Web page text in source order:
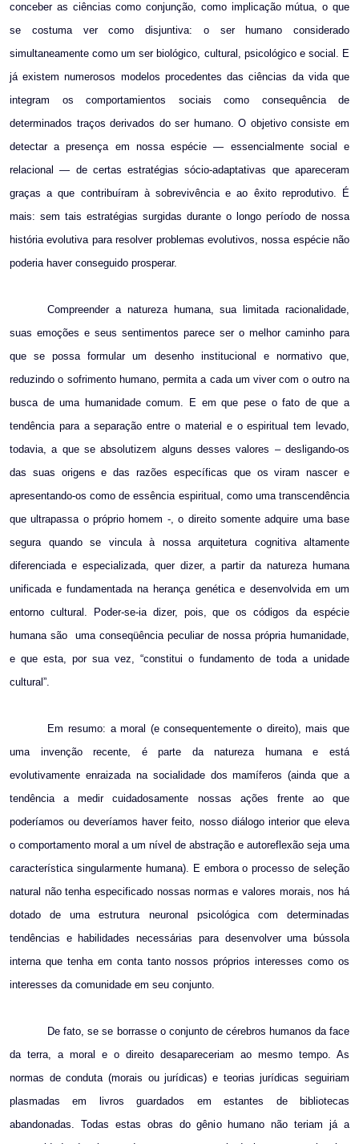
conceber as ciências como conjunção, como implicação mútua, o que
se costuma ver como disjuntiva: o ser humano considerado
simultaneamente como um ser biológico, cultural, psicológico e social. E
já existem numerosos modelos procedentes das ciências da vida que
integram os comportamientos sociais como consequência de
determinados traços derivados do ser humano. O objetivo consiste em
detectar a presença em nossa espécie — essencialmente social e
relacional — de certas estratégias sócio-adaptativas que apareceram
graças a que contribuíram à sobrevivência e ao êxito reprodutivo. É
mais: sem tais estratégias surgidas durante o longo período de nossa
história evolutiva para resolver problemas evolutivos, nossa espécie não
poderia haverconseguido prosperar.
Compreender a natureza humana, sua limitada racionalidade,
suas emoções e seus sentimentos parece ser o melhor caminho para
que se possa formular um desenho institucional e normativo que,
reduzindo o sofrimento humano, permita a cada um viver com o outro na
busca de uma humanidade comum. E em que pese o fato de que a
tendência para a separação entre o material e o espiritual tem levado,
todavia, a que se absolutizem alguns desses valores – desligando-os
das suas origens e das razões específicas que os viram nascer e
apresentando-os como de essência espiritual, como uma transcendência
que ultrapassa o próprio homem -, o direito somente adquire uma base
segura quando se vincula à nossa arquitetura cognitiva altamente
diferenciada e especializada, quer dizer, a partir da natureza humana
unificada e fundamentada na herança genética e desenvolvida em um
entorno cultural. Poder-se-ia dizer, pois, que os códigos da espécie
humana são
uma conseqüência peculiar de nossa própria humanidade,
e que esta, por sua vez, “constitui o fundamento de toda a unidade
cultural”.
Em resumo: a moral (e consequentemente o direito), mais que
uma invenção recente, é parte da natureza humana e está
evolutivamente enraizada na socialidade dos mamíferos (ainda que a
tendência a medir cuidadosamente nossas ações frente ao que
poderíamos ou deveríamos haver feito, nosso diálogo interior que eleva
o comportamento moral a um nível de abstração e autoreflexão seja uma
característica singularmente humana). E embora o processo de seleção
natural não tenha especificado nossas normas e valores morais, nos há
dotado de uma estrutura neuronal psicológica com determinadas
tendências e habilidades necessárias para desenvolver uma bússola
interna que tenha em conta tanto nossos próprios interesses como os
interesses da comunidade em seu conjunto.
De fato, se se borrasse o conjunto de cérebros humanos da face
da terra, a moral e o direito desapareceriam ao mesmo tempo. As
normas de conduta (morais ou jurídicas) e teorias jurídicas seguiriam
plasmadas em livros guardados em estantes de bibliotecas
abandonadas. Todas estas obras do gênio humano não teriam já a